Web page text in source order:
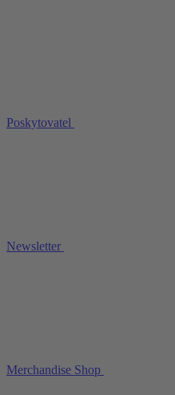
Poskytovatel
Newsletter
Merchandise Shop